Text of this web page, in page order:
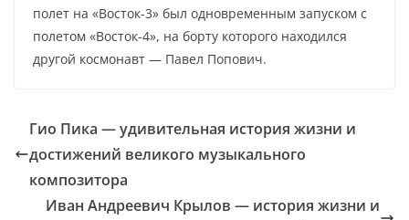
полет на «Восток-3» был одновременным запуском с
полетом «Восток-4», на борту которого находился
другой космонавт — Павел Попович.
Гио Пика — удивительная история жизни и
достижений великого музыкального
композитора
Иван Андреевич Крылов — история жизни и